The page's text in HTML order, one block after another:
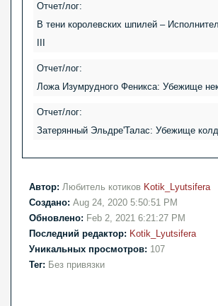
Отчет/лог:
В тени королевских шпилей –
Отчет/лог:
Ложа Изумрудного Феникса: Убежище
Отчет/лог:
Затерянный Эльдре'Талас: Убежище
Автор: Любитель котиков Kotik_Lyutsifera
Создано: Aug 24, 2020 5:50:51 PM
Обновлено: Feb 2, 2021 6:21:27 PM
Последний редактор: Kotik_Lyutsifera
Уникальных просмотров: 107
Тег: Без привязки